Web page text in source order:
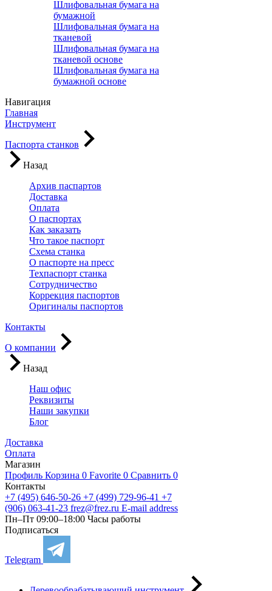
Шлифовальная бумага на
бумажной
Шлифовальная бумага на
тканевой
Шлифовальная бумага на
тканевой основе
Шлифовальная бумага на
бумажной основе
Навигация
Главная
Инструмент
Паспорта станков
Назад
Архив паспартов
Доставка
Оплата
О паспортах
Как заказать
Что такое паспорт
Схема станка
О паспорте на пресс
Техпаспорт станка
Сотрудничество
Коррекция паспортов
Оригиналы паспортов
Контакты
О компании
Назад
Наш офис
Реквизиты
Наши закупки
Блог
Доставка
Оплата
Магазин
Профиль Корзина 0 Favorite 0 Сравнить 0
Контакты
+7 (495) 646-50-26 +7 (499) 729-96-41 +7
(906) 063-41-23 frez@frez.ru E-mail address
Пн–Пт 09:00–18:00 Часы работы
Подписаться
Telegram